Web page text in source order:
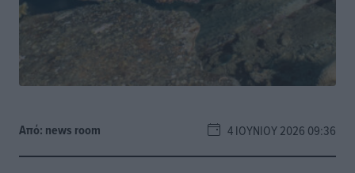
Από: news room 4 ΙΟΥΝΊΟΥ 2026 09:36